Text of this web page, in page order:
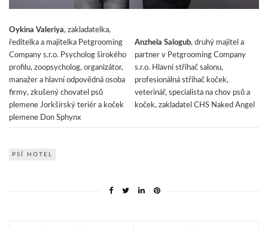
Oykina Valeriya, zakladatelka,
ředitelka a majitelka Petgrooming
Company s.r.o. Psycholog širokého
profilu, zoopsycholog, organizátor,
manažer a hlavní odpovědná osoba
firmy, zkušený chovatel psů
plemene Jorkšírský teriér a koček
plemene Don Sphynx
Anzhela Salogub, druhý majitel a
partner v Petgrooming Company
s.r.o. Hlavní střihač salonu,
profesionálná střihač koček,
veterinář, specialista na chov psů a
koček, zakladatel CHS Naked Angel
PSÍ HOTEL